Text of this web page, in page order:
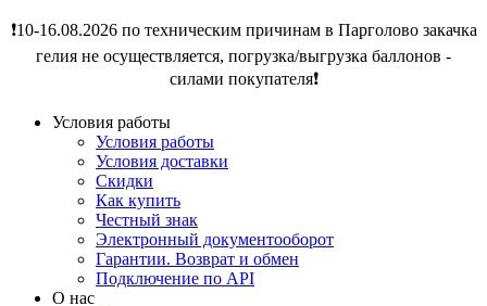
❗️10-16.08.2026 по техническим причинам в Парголово закачка
гелия не осуществляется, погрузка/выгрузка баллонов -
силами покупателя❗️
Условия работы
Условия работы
Условия доставки
Скидки
Как купить
Честный знак
Электронный документооборот
Гарантии. Возврат и обмен
Подключение по API
О нас